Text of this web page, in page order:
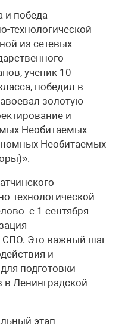
и победа
технологической
из сетевых
ученик 10
победил в
золотую
и
Необитаемых
Необитаемых
технологической
с 1 сентября
СПО. Это важный шаг
и
подготовки
Ленинградской
этап